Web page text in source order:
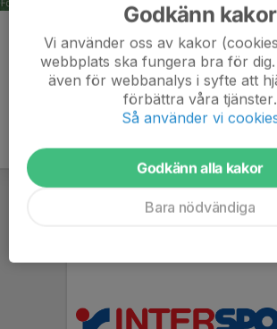
Kommentarer
Godkänn kakor
Vi använder oss av kakor
webbplats ska fungera bra för
även för webbanalys i syfte att
förbättra våra tjänster.
Så använder vi
Godkänn alla kakor
Bara nödvändiga